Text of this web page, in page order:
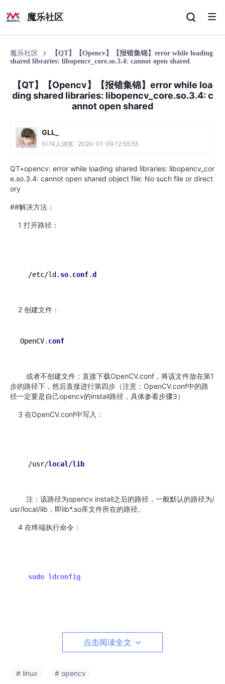
魔乐社区
魔乐社区
【QT】【Opencv】【报错集锦】error while loading
shared libraries: libopencv_core.so.3.4: cannot open shared
【QT】【Opencv】【报错集锦】error while loa
ding shared libraries: libopencv_core.so.3.4: c
annot open shared
GLL_
5174人浏览 · 2020-01-09 12:55:55
QT+opencv: error while loading shared libraries: libopencv_cor
e.so.3.4: cannot open shared object file: No such file or direct
ory
##解决方法：
1 打开路径：
  /etc/ld.
so. conf.d
2 创建文件：
OpenCV. conf
或者不创建文件：直接下载OpenCV.conf，将该文件放在第1
步的路径下，然后直接进行第四步（注意：OpenCV.conf中的路
径一定要是自己opencv的install路径，具体参看步骤3）
3 在OpenCV.conf中写入：
  /usr/
local /lib
注：该路径为opencv install之后的路径，一般默认的路径为/
usr/local/lib，即lib*.so库文件所在的路径。
4 在终端执行命令：
  sudo ldconfig
点击阅读全文
# linux # opencv